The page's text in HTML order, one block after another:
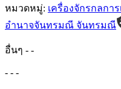
หมวดหมู่: เครื่องจักรกลกา
อำนาจจันทรมณี จันทรมณี
อื่นๆ - -
- - -